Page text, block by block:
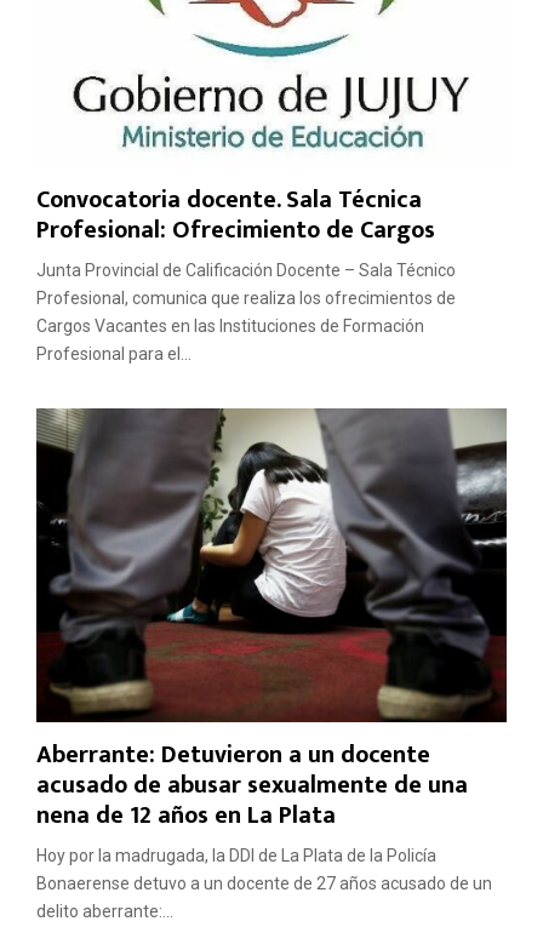
Convocatoria docente. Sala Técnica
Profesional: Ofrecimiento de Cargos
Junta Provincial de Calificación Docente – Sala Técnico
Profesional, comunica que realiza los ofrecimientos de
Cargos Vacantes en las Instituciones de Formación
Profesional para el...
Aberrante: Detuvieron a un docente
acusado de abusar sexualmente de una
nena de 12 años en La Plata
Hoy por la madrugada, la DDI de La Plata de la Policía
Bonaerense detuvo a un docente de 27 años acusado de un
delito aberrante:...